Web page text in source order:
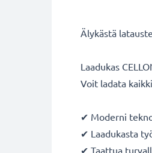
Älykästä
Laadukas
Voit ladata
✔ Moderni
✔ Laadukasta
✔ Taattua